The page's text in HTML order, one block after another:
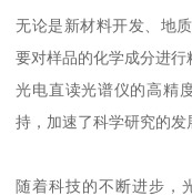
无论是新材料开发、地
要对样品的化学成分进行
光电直读光谱仪的高精
持，加速了科学研究的发
随着科技的不断进步，